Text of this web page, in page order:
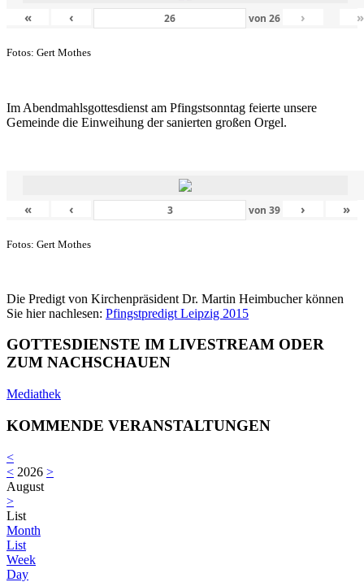
« ‹ von26 › »
Fotos: Gert Mothes
Im Abendmahlsgottesdienst am Pfingstsonntag feierte unsere
Gemeinde die Einweihung der sanierten großen Orgel.
« ‹ von39 › »
Fotos: Gert Mothes
Die Predigt von Kirchenpräsident Dr. Martin Heimbucher können
Sie hier nachlesen: Pfingstpredigt Leipzig 2015
GOTTESDIENSTE IM LIVESTREAM ODER
ZUM NACHSCHAUEN
Mediathek
KOMMENDE VERANSTALTUNGEN
<
< 2026 >
August
>
List
Month
List
Week
Day